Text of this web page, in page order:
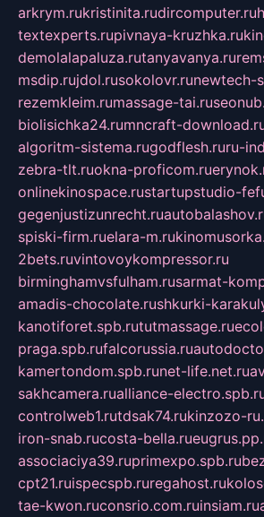
arkrym.rukristinita.rudircomputer.ru
textexperts.rupivnaya-kruzhka.ru
demolalapaluza.rutanyavanya.ru
msdip.rujdol.rusokolovr.runewtech-
rezemkleim.rumassage-tai.ru
biolisichka24.rumncraft-
algoritm-sistema.rugodflesh.ruru-
zebra-tlt.ruokna-proficom.ru
onlinekinospace.rustartupstudio-
gegenjustizunrecht.ru
spiski-firm.ruelara-m.ru
2bets.ruvintovoykompressor.ru
birminghamvsfulham.rusarmat-
amadis-chocolate.rushkurki-
kanotiforet.spb.rututmassage.ru
praga.spb.rufalcorussia.ru
kamertondom.spb.runet-life.net.ru
sakhcamera.rualliance-
controlweb1.rutdsak74.rukinzozo-
iron-snab.rucosta-bella.ru
associaciya39.ruprimexpo.spb.ru
cpt21.ruispecspb.ruregahost.ru
tae-kwon.ruconsrio.com.ruinsiam.ru